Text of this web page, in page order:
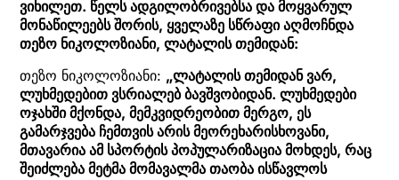
ვიხილეთ. წელს ადგილობრივებსა და მოყვარულ
მონაწილეებს შორის, ყველაზე სწრაფი აღმოჩნდა
თეზო ნიკოლოზიანი, ლატალის თემიდან:
თეზო ნიკოლოზიანი: „ლატალის თემიდან ვარ,
ლუხმედებით ვსრიალებ ბავშვობიდან. ლუხმედები
ოჯახში მქონდა, მემკვიდრეობით მერგო, ეს
გამარჯვება ჩემთვის არის მეორეხარისხოვანი,
მთავარია ამ სპორტის პოპულარიზაცია მოხდეს, რაც
შეიძლება მეტმა მომავალმა თაობა ისწავლოს